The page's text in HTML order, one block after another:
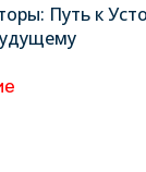
Путь к